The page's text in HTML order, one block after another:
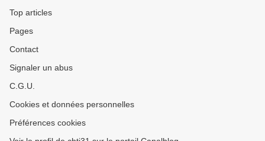
Top articles
Pages
Contact
Signaler un abus
C.G.U.
Cookies et données personnelles
Préférences cookies